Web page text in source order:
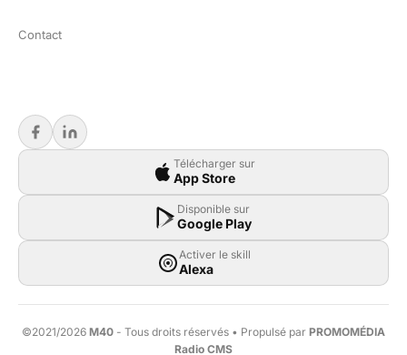
Contact
Télécharger sur
App Store
Disponible sur
Google Play
Activer le skill
Alexa
©2021/2026 M40 - Tous droits réservés • Propulsé par PROMOMÉDIA
Radio CMS